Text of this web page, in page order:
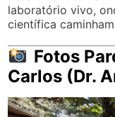
laboratório vivo,
científica
Fotos
Carlos (Dr.